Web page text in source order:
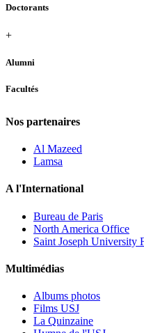
Doctorants
+
Alumni
Facultés
Nos partenaires
Al Mazeed
Lamsa
A l'International
Bureau de Paris
North America Office
Saint Joseph University
Multimédias
Albums photos
Films USJ
La Quinzaine